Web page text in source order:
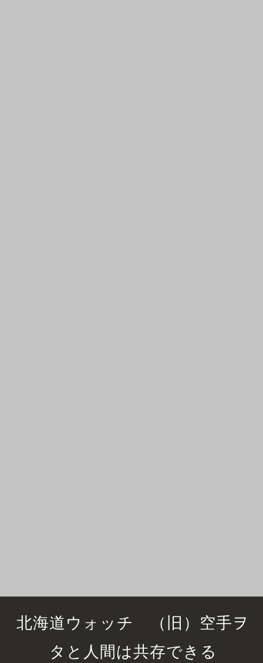
北海道ウォッチ （旧）空手ヲ
タと人間は共存できる